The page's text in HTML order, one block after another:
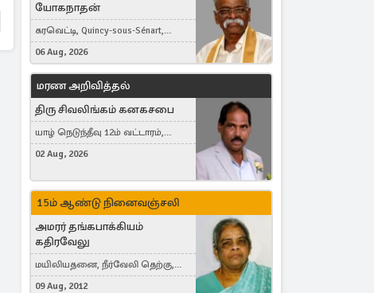
யோகநாதன்
கரவெட்டி, Quincy-sous-Sénart,
France
06 Aug, 2026
மரண அறிவித்தல்
திரு சிவலிங்கம் கனகசபை
யாழ் நெடுந்தீவு 12ம் வட்டாரம்,
Jaffna, நயினாதீவு, London, United
02 Aug, 2026
15ம் ஆண்டு நினைவஞ்சலி
அமரர் தங்கபாக்கியம்
கதிரவேலு
மயிலியதனை, நீர்வேலி தெற்கு,
Herning, Denmark
09 Aug, 2012